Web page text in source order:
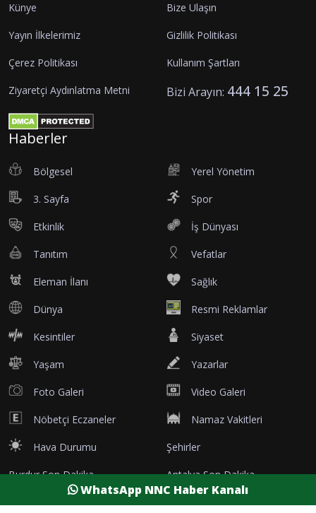
Künye Bize Ulaşın
Yayın İlkelerimiz Gizlilik Politikası
Çerez Politikası Kullanım Şartları
Ziyaretçi Aydınlatma Metni Bizi Arayın: 444 15 25
Haberler
Bölgesel Yerel Yönetim
3. Sayfa Spor
Etkinlik İş Dünyası
Tanıtım Vefatlar
Eleman İlanı Sağlık
Dünya Resmi Reklamlar
Kesintiler Siyaset
Yaşam Yazarlar
Foto Galeri Video Galeri
Nöbetçi Eczaneler Namaz Vakitleri
Hava Durumu Şehirler
Burdur Son Dakika Antalya Son Dakika
Afyon Son Dakika Isparta Son Dakika
WhatsApp NNC Haber Kanalı